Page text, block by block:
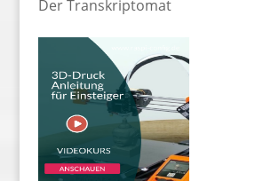
Der Transkriptomat